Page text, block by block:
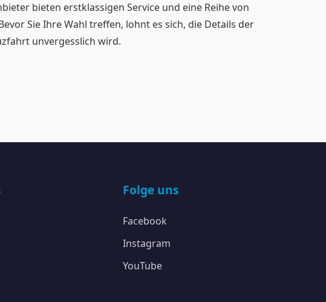
bieten erstklassigen Service und eine Reihe von
Sie Ihre Wahl treffen, lohnt es sich, die Details der
unvergesslich wird.
Folge uns
Facebook
Instagram
YouTube